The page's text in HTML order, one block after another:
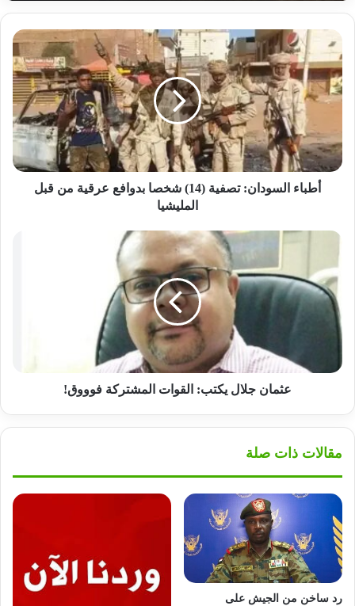
أطباء
السودان:
تصفية
(14)
شخصا
عرقية
من
قبل
المليشيا
أطباء السودان: تصفية (14) شخصا بدوافع عرقية من قبل
المليشيا
عثمان
جلال
يكتب:
القوات
المشتركة
فوووق!
عثمان جلال يكتب: القوات المشتركة فوووق!
مقالات ذات صلة
رد ساخن من الجيش على